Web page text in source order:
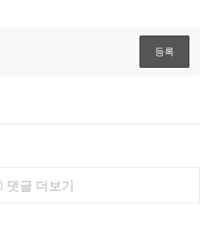
댓글 더보기